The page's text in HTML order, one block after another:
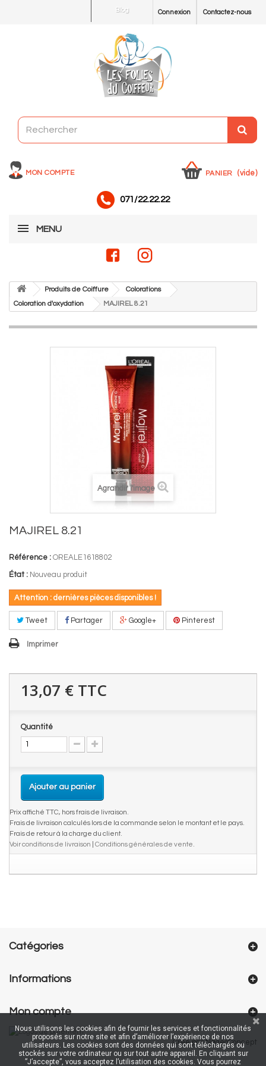
Contactez-nous
Connexion
Blog
MON COMPTE PANIER (vide)
071/22.22.22
MENU
Produits de Coiffure
Colorations
Coloration d'oxydation
MAJIREL 8.21
Agrandir l'image
MAJIREL 8.21
Référence : OREALE1618802
État : Nouveau produit
Attention : dernières pièces disponibles !
Tweet Partager Google+ Pinterest
Imprimer
13,07 € TTC
Quantité
Ajouter au panier
Prix affiché TTC, hors frais de livraison.
Frais de livraison calculés lors de la commande selon le montant et le pays.
Frais de retour à la charge du client.
Voir conditions de livraison
Conditions générales de vente
Catégories
Informations
Mon compte
Créé par NageoConcept
Nous utilisons les cookies afin de fournir les services et fonctionnalités
proposés sur notre site et afin d’améliorer l’expérience de nos
utilisateurs. Les cookies sont des données qui sont téléchargés ou
stockés sur votre ordinateur ou sur tout autre appareil. En cliquant sur
”J’accepte”, vous acceptez l’utilisation des cookies. Vous pourrez